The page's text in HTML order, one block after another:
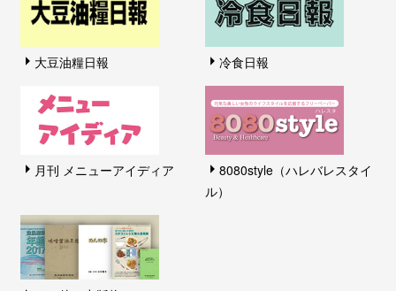
大豆油糧日報 冷食日報
月刊 メニューアイディア
8080style（ハレバレスタイ
ル）